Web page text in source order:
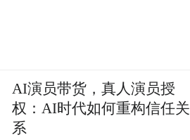
AI演员带货，真人演员授
权：AI时代如何重构信任关
系